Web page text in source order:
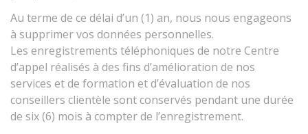
Au terme de ce délai d’un (1) an, nous nous engageons
à supprimer vos données personnelles.
Les enregistrements téléphoniques de notre Centre
d’appel réalisés à des fins d’amélioration de nos
services et de formation et d’évaluation de nos
conseillers clientèle sont conservés pendant une durée
de six (6) mois à compter de l’enregistrement.